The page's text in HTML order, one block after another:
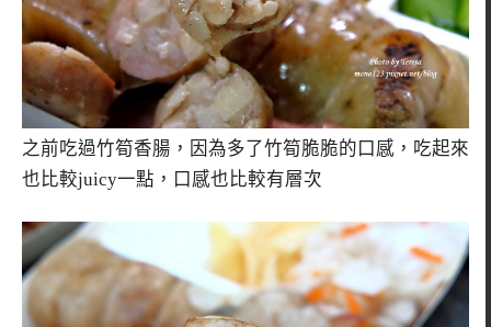
之前吃過竹筍香腸，因為多了竹筍脆脆的口感，吃起來
也比較juicy一點，口感也比較有層次